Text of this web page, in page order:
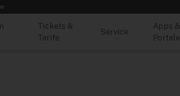
Tickets &
Tarife
Service
Apps &
Portale